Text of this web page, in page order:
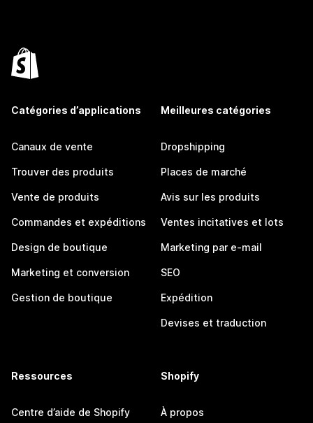
Catégories d’applications
Canaux de vente
Trouver des produits
Vente de produits
Commandes et expéditions
Design de boutique
Marketing et conversion
Gestion de boutique
Meilleures catégories
Dropshipping
Places de marché
Avis sur les produits
Ventes incitatives et lots
Marketing par e-mail
SEO
Expédition
Devises et traduction
Ressources
Centre d’aide de Shopify
Shopify
À propos